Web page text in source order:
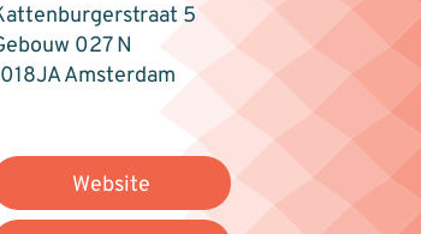
5
027 N
Amsterdam
Website